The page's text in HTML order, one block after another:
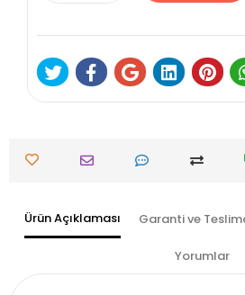
Ürün Açıklaması Garanti ve
Yorumlar